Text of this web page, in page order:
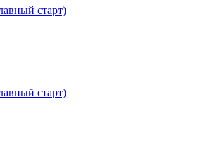
старт)
старт)